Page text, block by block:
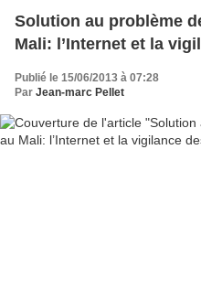
Solution au problème
Mali: l’Internet et la
Publié le 15/06/2013 à 07:28
Par Jean-marc Pellet